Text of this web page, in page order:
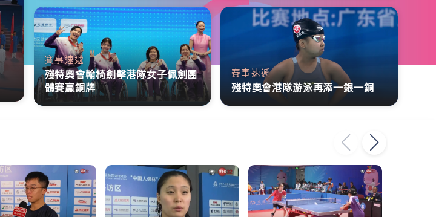
賽事速遞
殘特奧會輪椅劍擊港隊女子佩劍團
體賽贏銅牌
賽事速遞
殘特奧會港隊游泳再添一銀一銅